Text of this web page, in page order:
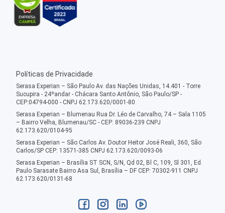
Políticas de Privacidade
Serasa Experian – São Paulo Av. das Nações Unidas, 14.401 - Torre
Sucupira - 24ºandar - Chácara Santo Antônio, São Paulo/SP -
CEP:04794-000 - CNPJ 62.173.620/0001-80
Serasa Experian – Blumenau Rua Dr. Léo de Carvalho, 74 – Sala 1105
– Bairro Velha, Blumenau/SC - CEP: 89036-239 CNPJ
62.173.620/0104-95
Serasa Experian – São Carlos Av. Doutor Heitor José Reali, 360, São
Carlos/SP CEP: 13571-385 CNPJ 62.173.620/0093-06
Serasa Experian – Brasília ST SCN, S/N, Qd 02, Bl C, 109, Sl 301, Ed.
Paulo Sarasate Bairro Asa Sul, Brasília – DF CEP: 70302-911 CNPJ
62.173.620/0131-68